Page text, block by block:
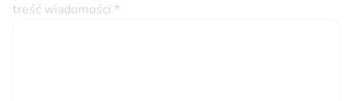
treść wiadomości *